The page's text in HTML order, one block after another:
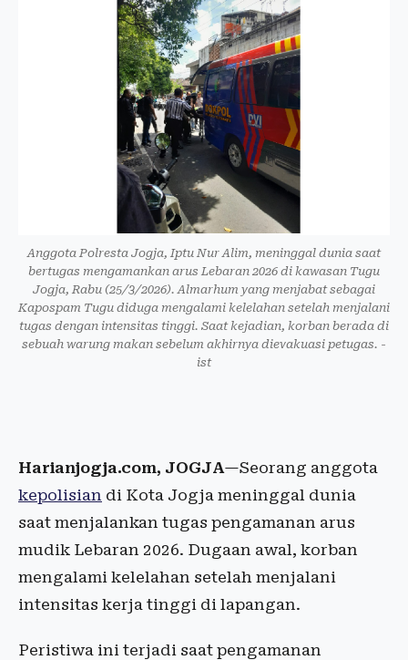
Anggota Polresta Jogja, Iptu Nur Alim, meninggal dunia saat
bertugas mengamankan arus Lebaran 2026 di kawasan Tugu
Jogja, Rabu (25/3/2026). Almarhum yang menjabat sebagai
Kapospam Tugu diduga mengalami kelelahan setelah menjalani
tugas dengan intensitas tinggi. Saat kejadian, korban berada di
sebuah warung makan sebelum akhirnya dievakuasi petugas. -
ist
Harianjogja.com, JOGJA—Seorang anggota
kepolisian di Kota Jogja meninggal dunia
saat menjalankan tugas pengamanan arus
mudik Lebaran 2026. Dugaan awal, korban
mengalami kelelahan setelah menjalani
intensitas kerja tinggi di lapangan.
Peristiwa ini terjadi saat pengamanan